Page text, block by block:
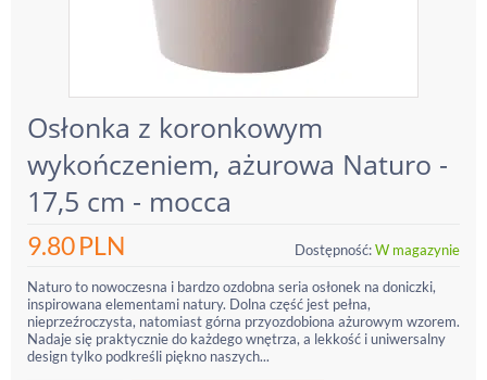
Osłonka z koronkowym
wykończeniem, ażurowa Naturo -
17,5 cm - mocca
9.80PLN Dostępność:W magazynie
Naturo to nowoczesna i bardzo ozdobna seria osłonek na doniczki,
inspirowana elementami natury. Dolna część jest pełna,
nieprzeźroczysta, natomiast górna przyozdobiona ażurowym wzorem.
Nadaje się praktycznie do każdego wnętrza, a lekkość i uniwersalny
design tylko podkreśli piękno naszych...